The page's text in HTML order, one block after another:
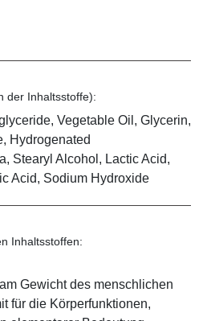
der Inhaltsstoffe):
Vegetable Oil, Glycerin,
Hydrogenated
Stearyl Alcohol, Lactic Acid,
Acid, Sodium Hydroxide
Inhaltsstoffen:
Gewicht des menschlichen
für die Körperfunktionen,